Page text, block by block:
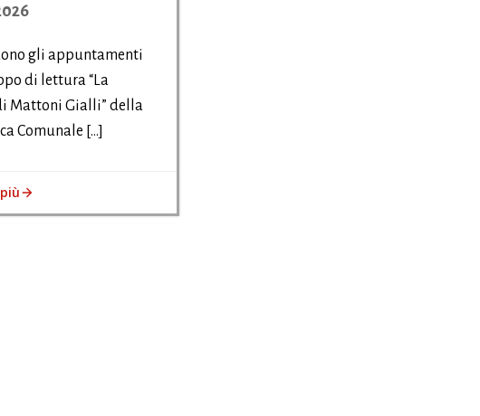
gli appuntamenti
di lettura “La
Mattoni Gialli” della
Comunale […]